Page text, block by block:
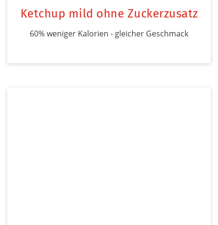
Ketchup mild ohne Zuckerzusatz
60% weniger Kalorien - gleicher Geschmack